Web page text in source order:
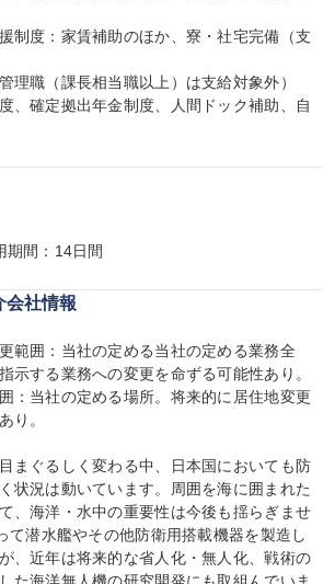
制度：家賃補助のほか、寮・社宅完備（支
理職（課長相当職以上）は支給対象外）
、確定拠出年金制度、人間ドック補助、自
期間：14日間
会社情報
範囲：当社の定める当社の定める業務全
示する業務への変更を命ずる可能性あり。
：当社の定める場所。将来的に居住地変更
り。
まぐるしく変わる中、日本国においても防
状況は動いています。周囲を海に囲まれた
、海洋・水中の重要性は今後も揺らぎませ
て潜水艦やその他防衛用搭載機器を製造し
、近年は将来的な省人化・無人化、戦術の